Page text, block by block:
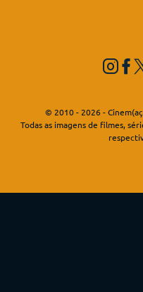
© 2010 - 2026 -
Todas as imagens de filmes,